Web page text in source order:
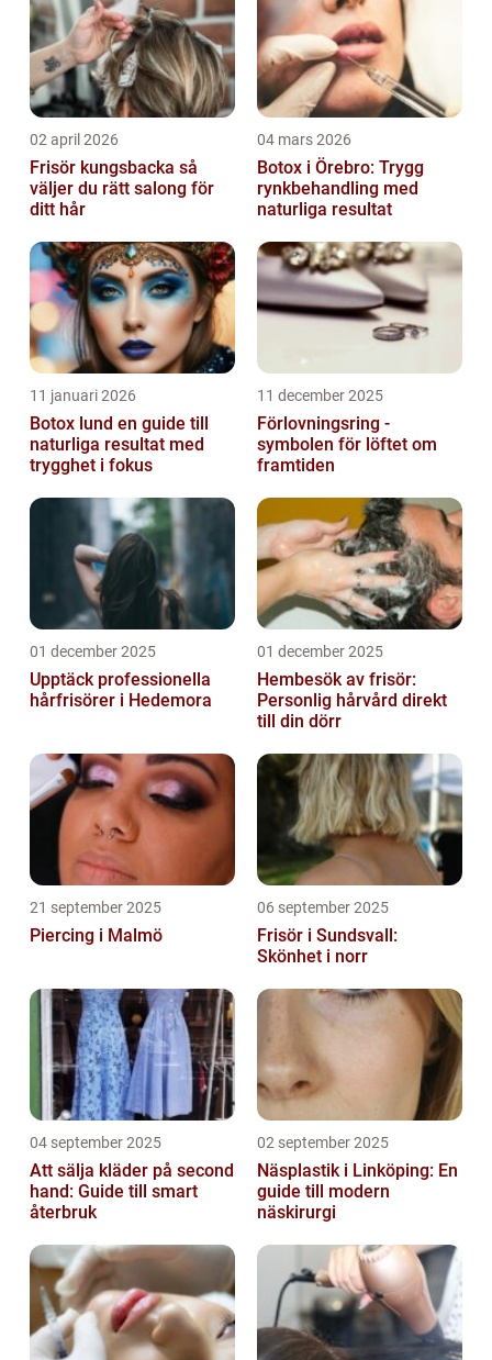
02 april 2026
Frisör kungsbacka så
väljer du rätt salong för
ditt hår
04 mars 2026
Botox i Örebro: Trygg
rynkbehandling med
naturliga resultat
11 januari 2026
Botox lund en guide till
naturliga resultat med
trygghet i fokus
11 december 2025
Förlovningsring -
symbolen för löftet om
framtiden
01 december 2025
Upptäck professionella
hårfrisörer i Hedemora
01 december 2025
Hembesök av frisör:
Personlig hårvård direkt
till din dörr
21 september 2025
Piercing i Malmö
06 september 2025
Frisör i Sundsvall:
Skönhet i norr
04 september 2025
Att sälja kläder på second
hand: Guide till smart
återbruk
02 september 2025
Näsplastik i Linköping: En
guide till modern
näskirurgi